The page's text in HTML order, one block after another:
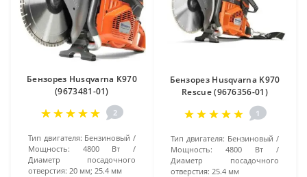
Бензорез Husqvarna K970
(9673481-01)
2
Тип двигателя: Бензиновый
Мощность:
4800 Вт
Диаметр посадочного
отверстия: 20 мм; 25.4 мм
Бензорез Husqvarna K970
Rescue (9676356-01)
1
Тип двигателя: Бензиновый
Мощность:
4800 Вт
Диаметр посадочного
отверстия: 25.4 мм